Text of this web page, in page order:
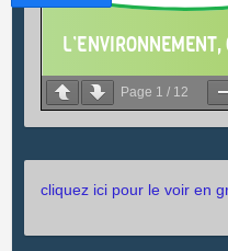
Page 1 / 12
cliquez ici pour le voir en